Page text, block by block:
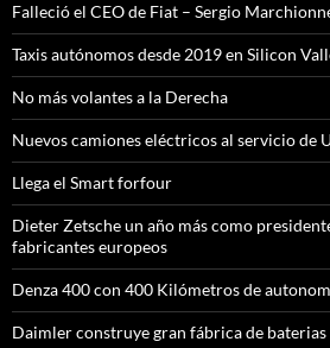
Falleció el CEO de Fiat – Sergio
Taxis autónomos desde 2019 en Silicon
No más volantes a la Derecha
Nuevos camiones eléctricos al servicio de
Llega el Smart forfour
Dieter Zetsche un año más como
fabricantes europeos
Denza 400 con 400 Kilómetros de
Daimler construye gran fábrica de baterias